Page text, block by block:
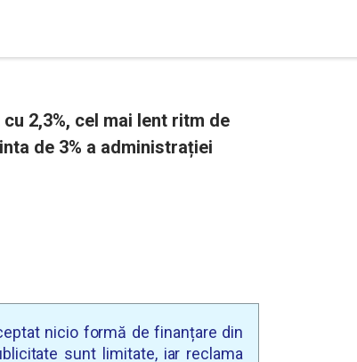
2,3%, cel mai lent ritm de
de 3% a administrației
nicio formă de finanțare din
sunt limitate, iar reclama